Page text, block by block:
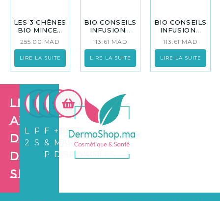
LES 3 CHÊNES
BIO MINCE...
255.00 MAD
LIRE LA SUITE
BIO CONSEILS
INFUSION...
113.61 MAD
LIRE LA SUITE
BIO CONSEILS
INFUSION...
113.61 MAD
LIRE LA SUITE
Les
avantages
de
Dermo
Shop
LIVRAISON
24/72H
PAIEMENT
SÉCURISÉ
FIDÉLITÉ
&
PARRAINAGE
+3.500
MARCHANDS
DISPONIBLES